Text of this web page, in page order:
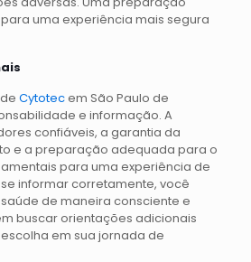
uma experiência mais segura
Cytotecem São Paulo de
e informação. A
confiáveis, a garantia da
e a preparação adequada para o
para uma experiência de
informar corretamente, você
de maneira consciente e
buscar orientações adicionais
em sua jornada de